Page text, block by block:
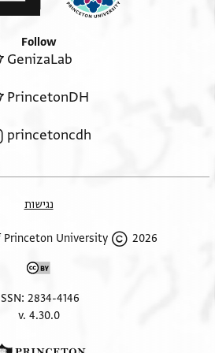
ואלמולא אן ראא אלאגצא
ען דלך פאלראי לה פאן
אצל אלטלב כאן אלחגה
חצרוא ושלום
Follow
GenizaLab
PrincetonDH
princetoncdh
נגישות
2026 The Trustees of Princeton University
ISSN: 2834-4146
v. 4.30.0